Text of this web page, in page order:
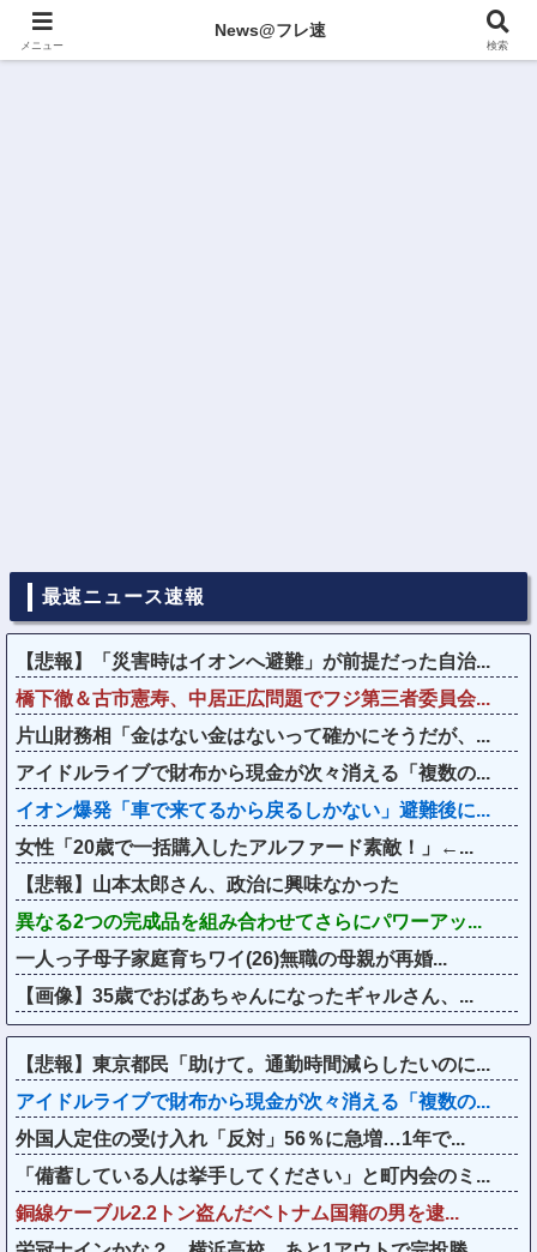
最速ニュース速報
【悲報】「災害時はイオンへ避難」が前提だった自治...
橋下徹＆古市憲寿、中居正広問題でフジ第三者委員会...
片山財務相「金はない金はないって確かにそうだが、...
アイドルライブで財布から現金が次々消える「複数の...
イオン爆発「車で来てるから戻るしかない」避難後に...
女性「20歳で一括購入したアルファード素敵！」←...
【悲報】山本太郎さん、政治に興味なかった
異なる2つの完成品を組み合わせてさらにパワーアッ...
一人っ子母子家庭育ちワイ(26)無職の母親が再婚...
【画像】35歳でおばあちゃんになったギャルさん、...
【悲報】東京都民「助けて。通勤時間減らしたいのに...
アイドルライブで財布から現金が次々消える「複数の...
外国人定住の受け入れ「反対」56％に急増…1年で...
「備蓄している人は挙手してください」と町内会のミ...
銅線ケーブル2.2トン盗んだベトナム国籍の男を逮...
メニュー
News@フレ速
検索